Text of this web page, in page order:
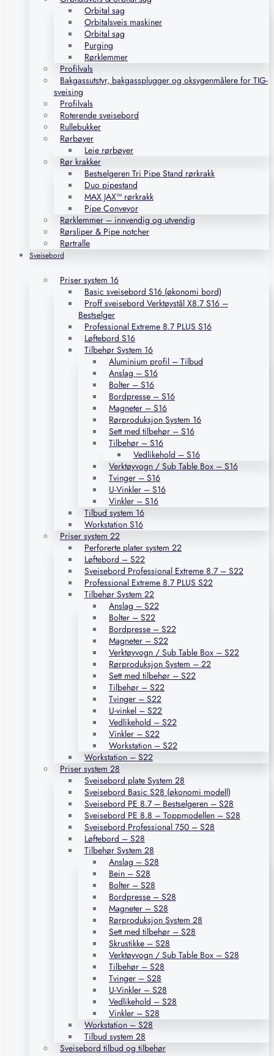
Orbital sag
Orbitalsveis maskiner
Orbital sag
Purging
Rørklemmer
Profilvals
Bakgassutstyr, bakgassplugger og oksygenmålere for TIG-
sveising
Profilvals
Roterende sveisebord
Rullebukker
Rørbøyer
Leie rørbøyer
Rør krakker
Bestselgeren Tri Pipe Stand rørkrakk
Duo pipestand
MAX JAX™ rørkrakk
Pipe Conveyor
Rørklemmer – innvendig og utvendig
Rørsliper & Pipe notcher
Rørtralle
Sveisebord
Priser system 16
Basic sveisebord S16 (økonomi bord)
Proff sveisebord Verktøystål X8.7 S16 –
Bestselger
Professional Extreme 8.7 PLUS S16
Løftebord S16
Tilbehør System 16
Aluminium profil – Tilbud
Anslag – S16
Bolter – S16
Bordpresse – S16
Magneter – S16
Rørproduksjon System 16
Sett med tilbehør – S16
Tilbehør – S16
Vedlikehold – S16
Verktøyvogn / Sub Table Box – S16
Tvinger – S16
U-Vinkler – S16
Vinkler – S16
Tilbud system 16
Workstation S16
Priser system 22
Perforerte plater system 22
Løftebord – S22
Sveisebord Professional Extreme 8.7 – S22
Professional Extreme 8.7 PLUS S22
Tilbehør System 22
Anslag – S22
Bolter – S22
Bordpresse – S22
Magneter – S22
Verktøyvogn / Sub Table Box – S22
Rørproduksjon System – 22
Sett med tilbehør – S22
Tilbehør – S22
Tvinger – S22
U-vinkel – S22
Vedlikehold – S22
Vinkler – S22
Workstation – S22
Workstation – S22
Priser system 28
Sveisebord plate System 28
Sveisebord Basic S28 (økonomi modell)
Sveisebord PE 8.7 – Bestselgeren – S28
Sveisebord PE 8.8 – Toppmodellen – S28
Sveisebord Professional 750 – S28
Løftebord – S28
Tilbehør System 28
Anslag – S28
Bein – S28
Bolter – S28
Bordpresse – S28
Magneter – S28
Rørproduksjon System 28
Sett med tilbehør – S28
Skrustikke – S28
Verktøyvogn / Sub Table Box – S28
Tilbehør – S28
Tvinger – S28
U-Vinkler – S28
Vedlikehold – S28
Vinkler – S28
Workstation – S28
Tilbud system 28
Sveisebord tilbud og tilbehør